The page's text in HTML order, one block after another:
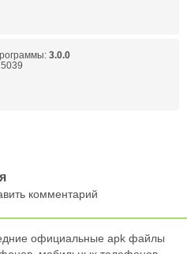
3.0.0
комментарий
официальные apk файлы